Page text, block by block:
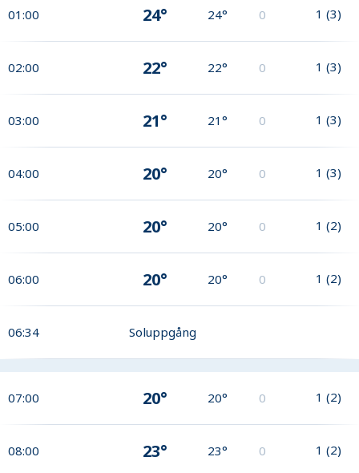
01:00 24° 24° 0 1 (3)
02:00 22° 22° 0 1 (3)
03:00 21° 21° 0 1 (3)
04:00 20° 20° 0 1 (3)
05:00 20° 20° 0 1 (2)
06:00 20° 20° 0 1 (2)
06:34 Soluppgång
07:00 20° 20° 0 1 (2)
08:00 23° 23° 0 1 (2)